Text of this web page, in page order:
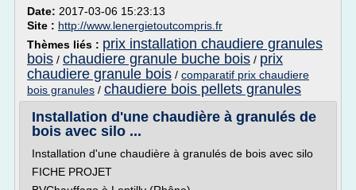
Date: 2017-03-06 15:23:13
Site : http://www.lenergietoutcompris.fr
Thèmes liés : prix installation chaudiere granules
bois / chaudiere granule buche bois / prix
chaudiere granule bois / comparatif prix chaudiere
bois granules / chaudiere bois pellets granules
Installation d'une chaudière à granulés de
bois avec silo ...
Installation d'une chaudière à granulés de bois avec silo
FICHE PROJET